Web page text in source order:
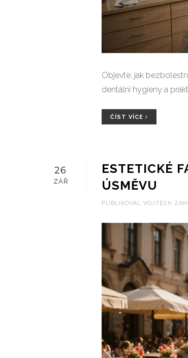
Objevte, jak
dentální hygieny a
ČÍST VÍCE
26
ZÁŘ
ESTETICKÉ
ÚSMĚVU
PUBLIKOVAL VOJTĚCH